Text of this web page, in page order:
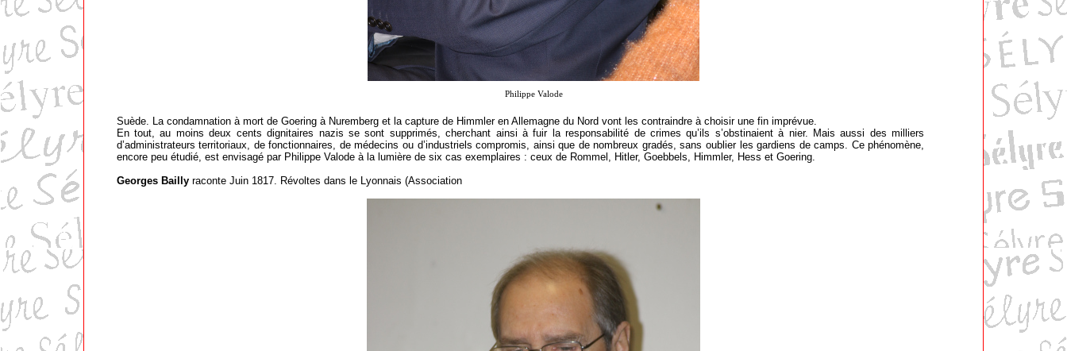
Philippe Valode
Suède. La condamnation à mort de Goering à Nuremberg et la capture de Himmler en Allemagne du Nord vont les contraindre à choisir une fin imprévue.
En tout, au moins deux cents dignitaires nazis se sont supprimés, cherchant ainsi à fuir la responsabilité de crimes qu’ils s’obstinaient à nier. Mais aussi des milliers
d’administrateurs territoriaux, de fonctionnaires, de médecins ou d’industriels compromis, ainsi que de nombreux gradés, sans oublier les gardiens de camps. Ce phénomène,
encore peu étudié, est envisagé par Philippe Valode à la lumière de six cas exemplaires : ceux de Rommel, Hitler, Goebbels, Himmler, Hess et Goering.
Georges Baillyraconte Juin 1817. Révoltes dans le Lyonnais (Association